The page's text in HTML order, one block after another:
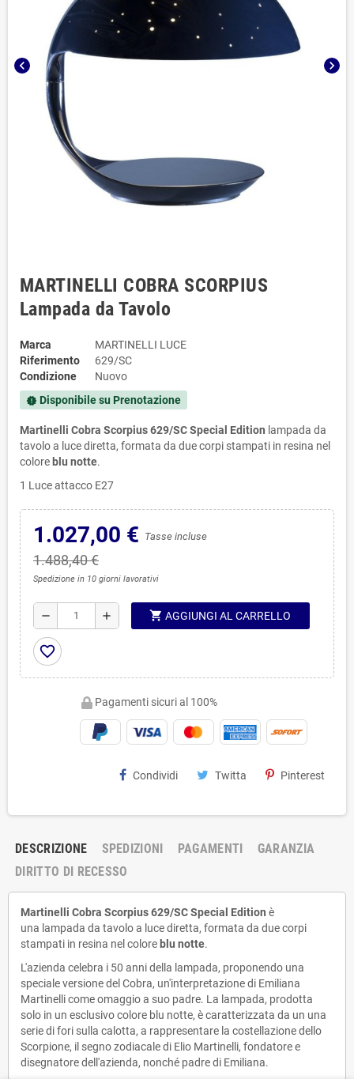
chevron_left chevron_right
MARTINELLI COBRA SCORPIUS
Lampada da Tavolo
Marca
MARTINELLI LUCE
Riferimento
629/SC
Condizione
Nuovo
new_releases Disponibile su Prenotazione
Martinelli Cobra Scorpius 629/SC Special Edition lampada da
tavolo a luce diretta, formata da due corpi stampati in resina nel
colore blu notte.
1 Luce attacco E27
1.027,00 € Tasse incluse
1.488,40 €
Spedizione in 10 giorni lavorativi
remove add shopping_cart AGGIUNGI AL CARRELLO
favorite_border
Pagamenti sicuri al 100%
Condividi Twitta Pinterest
DESCRIZIONE SPEDIZIONI PAGAMENTI
GARANZIA
DIRITTO DI RECESSO
Martinelli Cobra Scorpius 629/SC Special Edition è
una lampada da tavolo a luce diretta, formata da due corpi
stampati in resina nel colore blu notte.
L'azienda celebra i 50 anni della lampada, proponendo una
speciale versione del Cobra, un'interpretazione di Emiliana
Martinelli come omaggio a suo padre. La lampada, prodotta
solo in un esclusivo colore blu notte, è caratterizzata da un una
serie di fori sulla calotta, a rappresentare la costellazione dello
Scorpione, il segno zodiacale di Elio Martinelli, fondatore e
disegnatore dell'azienda, nonché padre di Emiliana.